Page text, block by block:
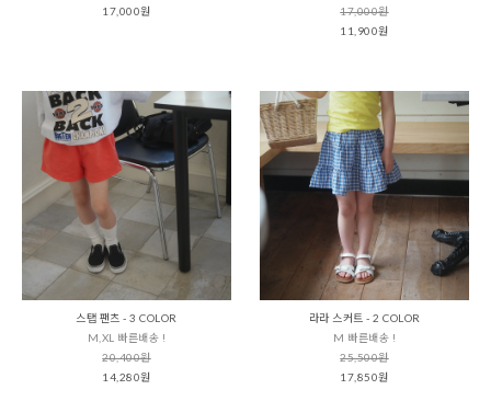
17,000원
17,000원
11,900원
스탭 팬츠 - 3 COLOR
M,XL 빠른배송 !
20,400원
14,280원
라라 스커트 - 2 COLOR
M 빠른배송 !
25,500원
17,850원